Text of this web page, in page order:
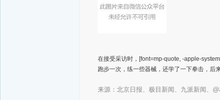
在接受采访时，[font=mp-quote, -apple-
跑步一次，练一些器械，还学了一下拳击，后
来源： 北京日报、极目新闻、九派新闻、